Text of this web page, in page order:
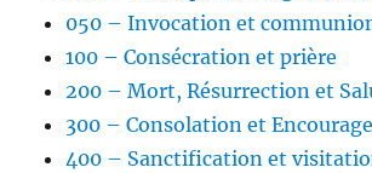
050 – Invocation et
100 – Consécration et prière
200 – Mort, Résurrection et
300 – Consolation et
400 – Sanctification et